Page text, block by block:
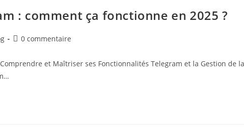
: comment ça fonctionne en 2025 ?
0 commentaire
et Maîtriser ses Fonctionnalités Telegram et la Gestion de